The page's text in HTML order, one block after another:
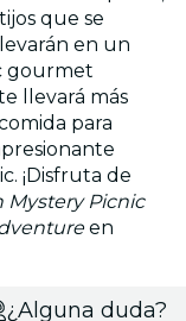
que se
en un
gourmet
llevará más
para
¡Disfruta de
Mystery Picnic
en
¿Alguna duda?